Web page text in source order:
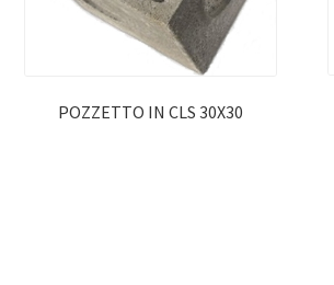
POZZETTO IN CLS 30X30